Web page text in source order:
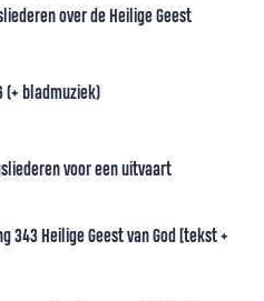
over de Heilige Geest
(+ bladmuziek)
voor een uitvaart
343 Heilige Geest van God [tekst +